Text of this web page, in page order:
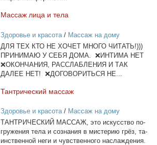
Мас­саж ли­ца и те­ла
Здоровье и красота/ Массаж на дому
ДЛЯ ТЕХ КТО НЕ ХОЧЕТ МНОГО ЧИТАТЬ!)))
ПРИНИМАЮ У СЕБЯ ДОМА. ❌ИНТИМА НЕТ
❌ОКОНЧАНИЯ, РАССЛАБЛЕНИЯ И ТАК
ДАЛЕЕ НЕТ! ❌ДОГОВОРИТЬСЯ НЕ...
Тан­три­че­ский мас­саж
Здоровье и красота/ Массаж на дому
ТАНТРИЧЕСКИЙ МАССАЖ, это ис­кус­ство по­
гру­же­ния те­ла и со­зна­ния в ми­сте­рию грёз, та­
ин­ствен­ной неги и чув­ствен­но­го на­сла­жде­ния.